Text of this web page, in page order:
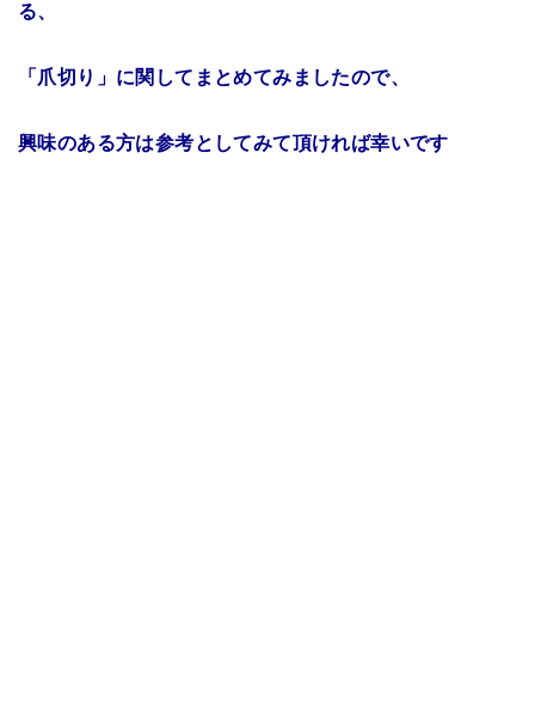
る、
「爪切り」に関してまとめてみましたので、
興味のある方は参考としてみて頂ければ幸いです